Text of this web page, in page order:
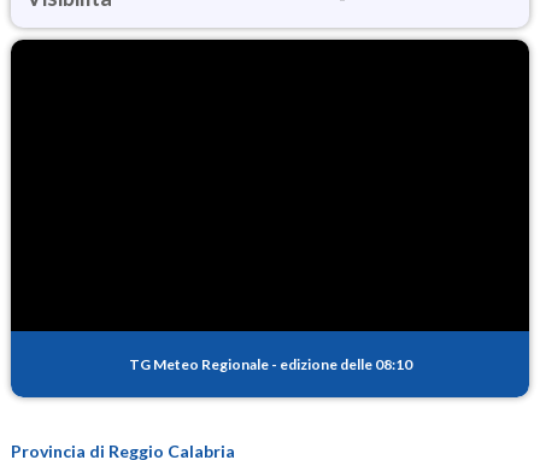
TG Meteo Regionale - edizione delle 08:10
Provincia di Reggio Calabria